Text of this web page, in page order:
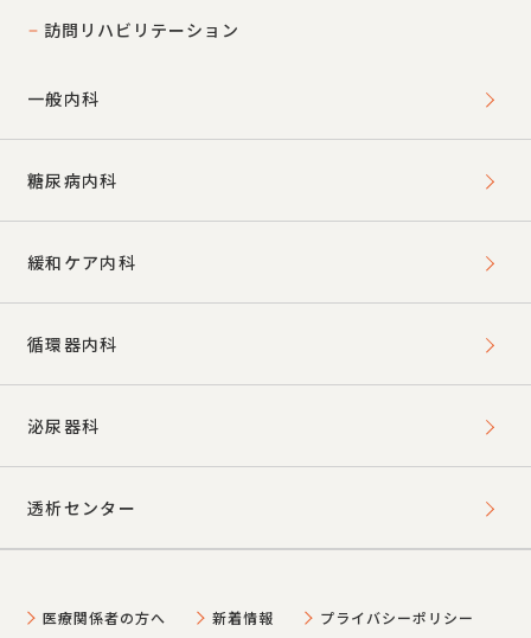
訪問リハビリテーション
一般内科
糖尿病内科
緩和ケア内科
循環器内科
泌尿器科
透析センター
医療関係者の方へ 新着情報 プライバシーポリシー